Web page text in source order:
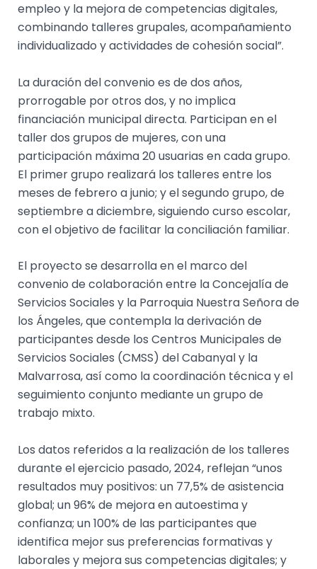
empleo y la mejora de competencias digitales,
combinando talleres grupales, acompañamiento
individualizado y actividades de cohesión social”.
La duración del convenio es de dos años,
prorrogable por otros dos, y no implica
financiación municipal directa. Participan en el
taller dos grupos de mujeres, con una
participación máxima 20 usuarias en cada grupo.
El primer grupo realizará los talleres entre los
meses de febrero a junio; y el segundo grupo, de
septiembre a diciembre, siguiendo curso escolar,
con el objetivo de facilitar la conciliación familiar.
El proyecto se desarrolla en el marco del
convenio de colaboración entre la Concejalía de
Servicios Sociales y la Parroquia Nuestra Señora de
los Ángeles, que contempla la derivación de
participantes desde los Centros Municipales de
Servicios Sociales (CMSS) del Cabanyal y la
Malvarrosa, así como la coordinación técnica y el
seguimiento conjunto mediante un grupo de
trabajo mixto.
Los datos referidos a la realización de los talleres
durante el ejercicio pasado, 2024, reflejan “unos
resultados muy positivos: un 77,5% de asistencia
global; un 96% de mejora en autoestima y
confianza; un 100% de las participantes que
identifica mejor sus preferencias formativas y
laborales y mejora sus competencias digitales; y